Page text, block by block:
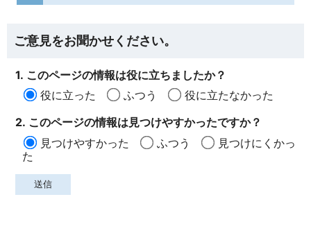
ご意見をお聞かせください。
1. このページの情報は役に立ちましたか？
役に立った
ふつう
役に立たなかった
2. このページの情報は見つけやすかったですか？
見つけやすかった
ふつう
見つけにくかっ
た